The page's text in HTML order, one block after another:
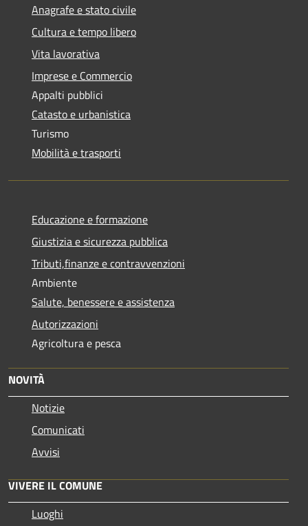
Anagrafe e stato civile
Cultura e tempo libero
Vita lavorativa
Imprese e Commercio
Appalti pubblici
Catasto e urbanistica
Turismo
Mobilità e trasporti
Educazione e formazione
Giustizia e sicurezza pubblica
Tributi,finanze e contravvenzioni
Ambiente
Salute, benessere e assistenza
Autorizzazioni
Agricoltura e pesca
NOVITÀ
Notizie
Comunicati
Avvisi
VIVERE IL COMUNE
Luoghi